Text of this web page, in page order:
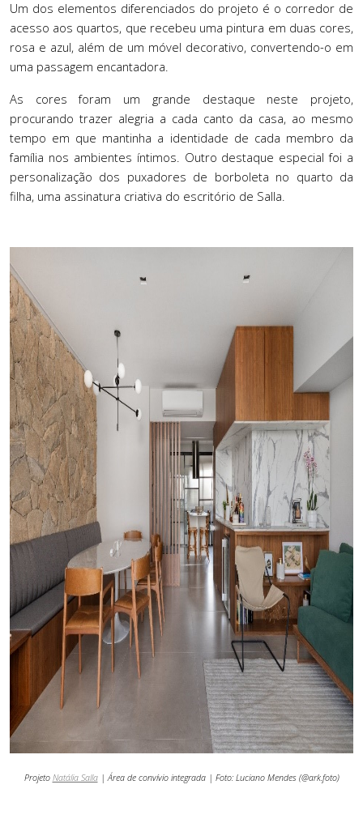
Um dos elementos diferenciados do projeto é o corredor de
acesso aos quartos, que recebeu uma pintura em duas cores,
rosa e azul, além de um móvel decorativo, convertendo-o em
uma passagem encantadora.
As cores foram um grande destaque neste projeto,
procurando trazer alegria a cada canto da casa, ao mesmo
tempo em que mantinha a identidade de cada membro da
família nos ambientes íntimos. Outro destaque especial foi a
personalização dos puxadores de borboleta no quarto da
filha, uma assinatura criativa do escritório de Salla.
Projeto Natália Salla| Área de convívio integrada | Foto: Luciano Mendes (@ark.foto)